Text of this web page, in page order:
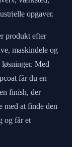
opgaver.
produkt efter
maskindele og
Med
får du en
finish, der
med at finde den
og får et